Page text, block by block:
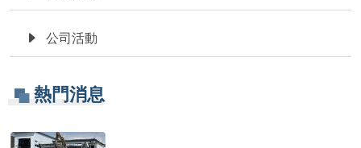
公司活動
熱門消息